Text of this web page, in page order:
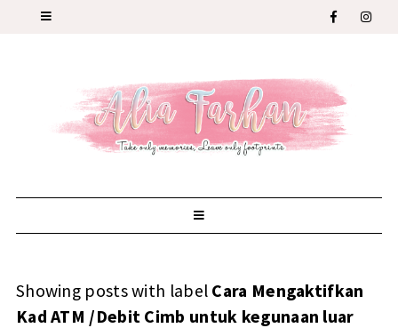
Showing posts with label Cara Mengaktifkan
Kad ATM /Debit Cimb untuk kegunaan luar